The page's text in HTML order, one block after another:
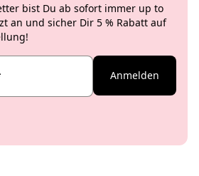
bist Du ab sofort immer up to
an und sicher Dir 5 % Rabatt auf
Anmelden